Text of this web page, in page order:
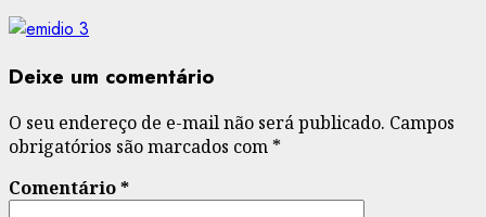
Deixe um comentário
O seu endereço de e-mail não será publicado. Campos
obrigatórios são marcados com *
Comentário*